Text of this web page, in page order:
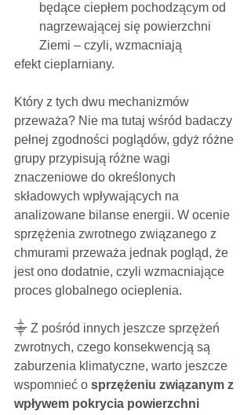
będące ciepłem pochodzącym od
nagrzewającej się powierzchni
Ziemi – czyli, wzmacniają
efekt cieplarniany.
Który z tych dwu mechanizmów
przeważa? Nie ma tutaj wśród badaczy
pełnej zgodności poglądów, gdyż różne
grupy przypisują różne wagi
znaczeniowe do określonych
składowych wpływających na
analizowane bilanse energii. W ocenie
sprzężenia zwrotnego związanego z
chmurami przeważa jednak pogląd, że
jest ono dodatnie, czyli wzmacniające
proces globalnego ocieplenia.
⸎ Z pośród innych jeszcze sprzężeń
zwrotnych, czego konsekwencją są
zaburzenia klimatyczne, warto jeszcze
wspomnieć o sprzężeniu związanym z
wpływem pokrycia powierzchni